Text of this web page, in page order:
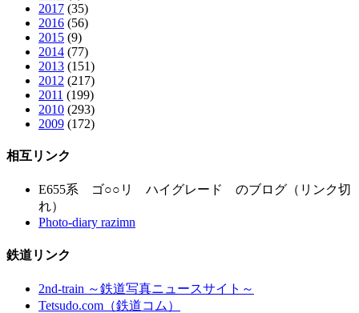
2017 (35)
2016 (56)
2015 (9)
2014 (77)
2013 (151)
2012 (217)
2011 (199)
2010 (293)
2009 (172)
相互リンク
E655系 ゴ○○リ ハイグレード のブログ（リンク切
れ）
Photo-diary razimn
鉄道リンク
2nd-train ～鉄道写真ニュースサイト～
Tetsudo.com（鉄道コム）